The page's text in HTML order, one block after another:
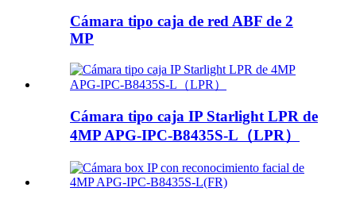
Cámara tipo caja de red ABF de 2
MP
Cámara tipo caja IP Starlight LPR de
4MP APG-IPC-B8435S-L（LPR）